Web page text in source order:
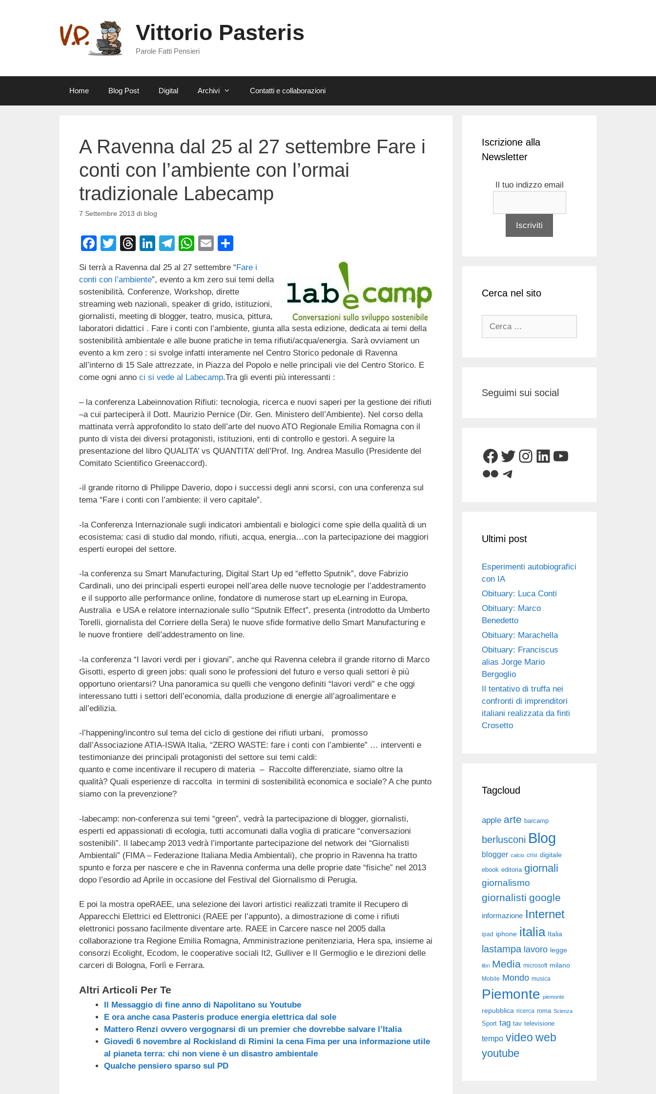
Vittorio Pasteris
Parole Fatti Pensieri
Home Blog Post Digital Archivi Contatti e collaborazioni
A Ravenna dal 25 al 27 settembre Fare i
conti con l’ambiente con l’ormai
tradizionale Labecamp
7 Settembre 2013 di blog
F
a
c
e
b
o
o
k
T
tt
er
T
e
a
d
s
Li
k
e
dI
n
T
e
gr
a
m
W
at
s
A
p
p
E
ail n
di
vi
di
Si terrà a Ravenna dal 25 al 27 settembre “ Fare i
conti con l’ambiente”, evento a km zero sui temi della
sostenibilità. Conferenze, Workshop, dirette
streaming web nazionali, speaker di grido, istituzioni,
giornalisti, meeting di blogger, teatro, musica, pittura,
laboratori didattici . Fare i conti con l’ambiente, giunta alla sesta edizione, dedicata ai temi della
sostenibilità ambientale e alle buone pratiche in tema rifiuti/acqua/energia. Sarà ovviament un
evento a km zero : si svolge infatti interamente nel Centro Storico pedonale di Ravenna
all’interno di 15 Sale attrezzate, in Piazza del Popolo e nelle principali vie del Centro Storico. E
come ogni anno ci si vede al Labecamp.Tra gli eventi più interessanti :
– la conferenza Labeinnovation Rifiuti: tecnologia, ricerca e nuovi saperi per la gestione dei rifiuti
–a cui parteciperà il Dott. Maurizio Pernice (Dir. Gen. Ministero dell’Ambiente). Nel corso della
mattinata verrà approfondito lo stato dell’arte del nuovo ATO Regionale Emilia Romagna con il
punto di vista dei diversi protagonisti, istituzioni, enti di controllo e gestori. A seguire la
presentazione del libro QUALITA’ vs QUANTITA’ dell’Prof. Ing. Andrea Masullo (Presidente del
Comitato Scientifico Greenaccord).
-il grande ritorno di Philippe Daverio, dopo i successi degli anni scorsi, con una conferenza sul
tema “Fare i conti con l’ambiente: il vero capitale”.
-la Conferenza Internazionale sugli indicatori ambientali e biologici come spie della qualità di un
ecosistema: casi di studio dal mondo, rifiuti, acqua, energia…con la partecipazione dei maggiori
esperti europei del settore.
-la conferenza su Smart Manufacturing, Digital Start Up ed “effetto Sputnik”, dove Fabrizio
Cardinali, uno dei principali esperti europei nell’area delle nuove tecnologie per l’addestramento
e il supporto alle performance online, fondatore di numerose start up eLearning in Europa,
Australia e USA e relatore internazionale sullo “Sputnik Effect”, presenta (introdotto da Umberto
Torelli, giornalista del Corriere della Sera) le nuove sfide formative dello Smart Manufacturing e
le nuove frontiere dell’addestramento on line.
-la conferenza “I lavori verdi per i giovani”, anche qui Ravenna celebra il grande ritorno di Marco
Gisotti, esperto di green jobs: quali sono le professioni del futuro e verso quali settori è più
opportuno orientarsi? Una panoramica su quelli che vengono definiti “lavori verdi” e che oggi
interessano tutti i settori dell’economia, dalla produzione di energie all’agroalimentare e
all’edilizia.
-l’happening/incontro sul tema del ciclo di gestione dei rifiuti urbani, promosso
dall’Associazione ATIA-ISWA Italia, “ZERO WASTE: fare i conti con l’ambiente” … interventi e
testimonianze dei principali protagonisti del settore sui temi caldi:
quanto e come incentivare il recupero di materia – Raccolte differenziate, siamo oltre la
qualità? Quali esperienze di raccolta in termini di sostenibilità economica e sociale? A che punto
siamo con la prevenzione?
-labecamp: non-conferenza sui temi “green”, vedrà la partecipazione di blogger, giornalisti,
esperti ed appassionati di ecologia, tutti accomunati dalla voglia di praticare “conversazioni
sostenibili”. Il labecamp 2013 vedrà l’importante partecipazione del network dei “Giornalisti
Ambientali” (FIMA – Federazione Italiana Media Ambientali), che proprio in Ravenna ha tratto
spunto e forza per nascere e che in Ravenna conferma una delle proprie date “fisiche” nel 2013
dopo l’esordio ad Aprile in occasione del Festival del Giornalismo di Perugia.
E poi la mostra opeRAEE, una selezione dei lavori artistici realizzati tramite il Recupero di
Apparecchi Elettrici ed Elettronici (RAEE per l’appunto), a dimostrazione di come i rifiuti
elettronici possano facilmente diventare arte. RAEE in Carcere nasce nel 2005 dalla
collaborazione tra Regione Emilia Romagna, Amministrazione penitenziaria, Hera spa, insieme ai
consorzi Ecolight, Ecodom, le cooperative sociali It2, Gulliver e Il Germoglio e le direzioni delle
carceri di Bologna, Forlì e Ferrara.
Altri Articoli Per Te
Il Messaggio di fine anno di Napolitano su Youtube
E ora anche casa Pasteris produce energia elettrica dal sole
Mattero Renzi ovvero vergognarsi di un premier che dovrebbe salvare l’Italia
Giovedì 6 novembre al Rockisland di Rimini la cena Fima per una informazione utile
al pianeta terra: chi non viene è un disastro ambientale
Qualche pensiero sparso sul PD
Iscrizione alla
Newsletter
Il tuo indizzo email
Cerca nel sito
Seguimi sui social
Facebook
Twitter
Instagram
LinkedIn
YouTube
FlickrTelegram
Ultimi post
Esperimenti autobiografici
con IA
Obituary: Luca Conti
Obituary: Marco
Benedetto
Obituary: Marachella
Obituary: Franciscus
alias Jorge Mario
Bergoglio
Il tentativo di truffa nei
confronti di imprenditori
italiani realizzata da finti
Crosetto
Tagcloud
apple arte barcamp
berlusconi Blog
blogger calcio crisi digitale
ebook editoria giornali
giornalismo
giornalisti google
informazione Internet
ipad iphone italia Italia
lastampa lavoro legge
libri Media microsoft milano
Mobile Mondo musica
Piemonte piemonte
repubblica ricerca roma Scienza
Sport tag tav televisione
tempo video web
youtube